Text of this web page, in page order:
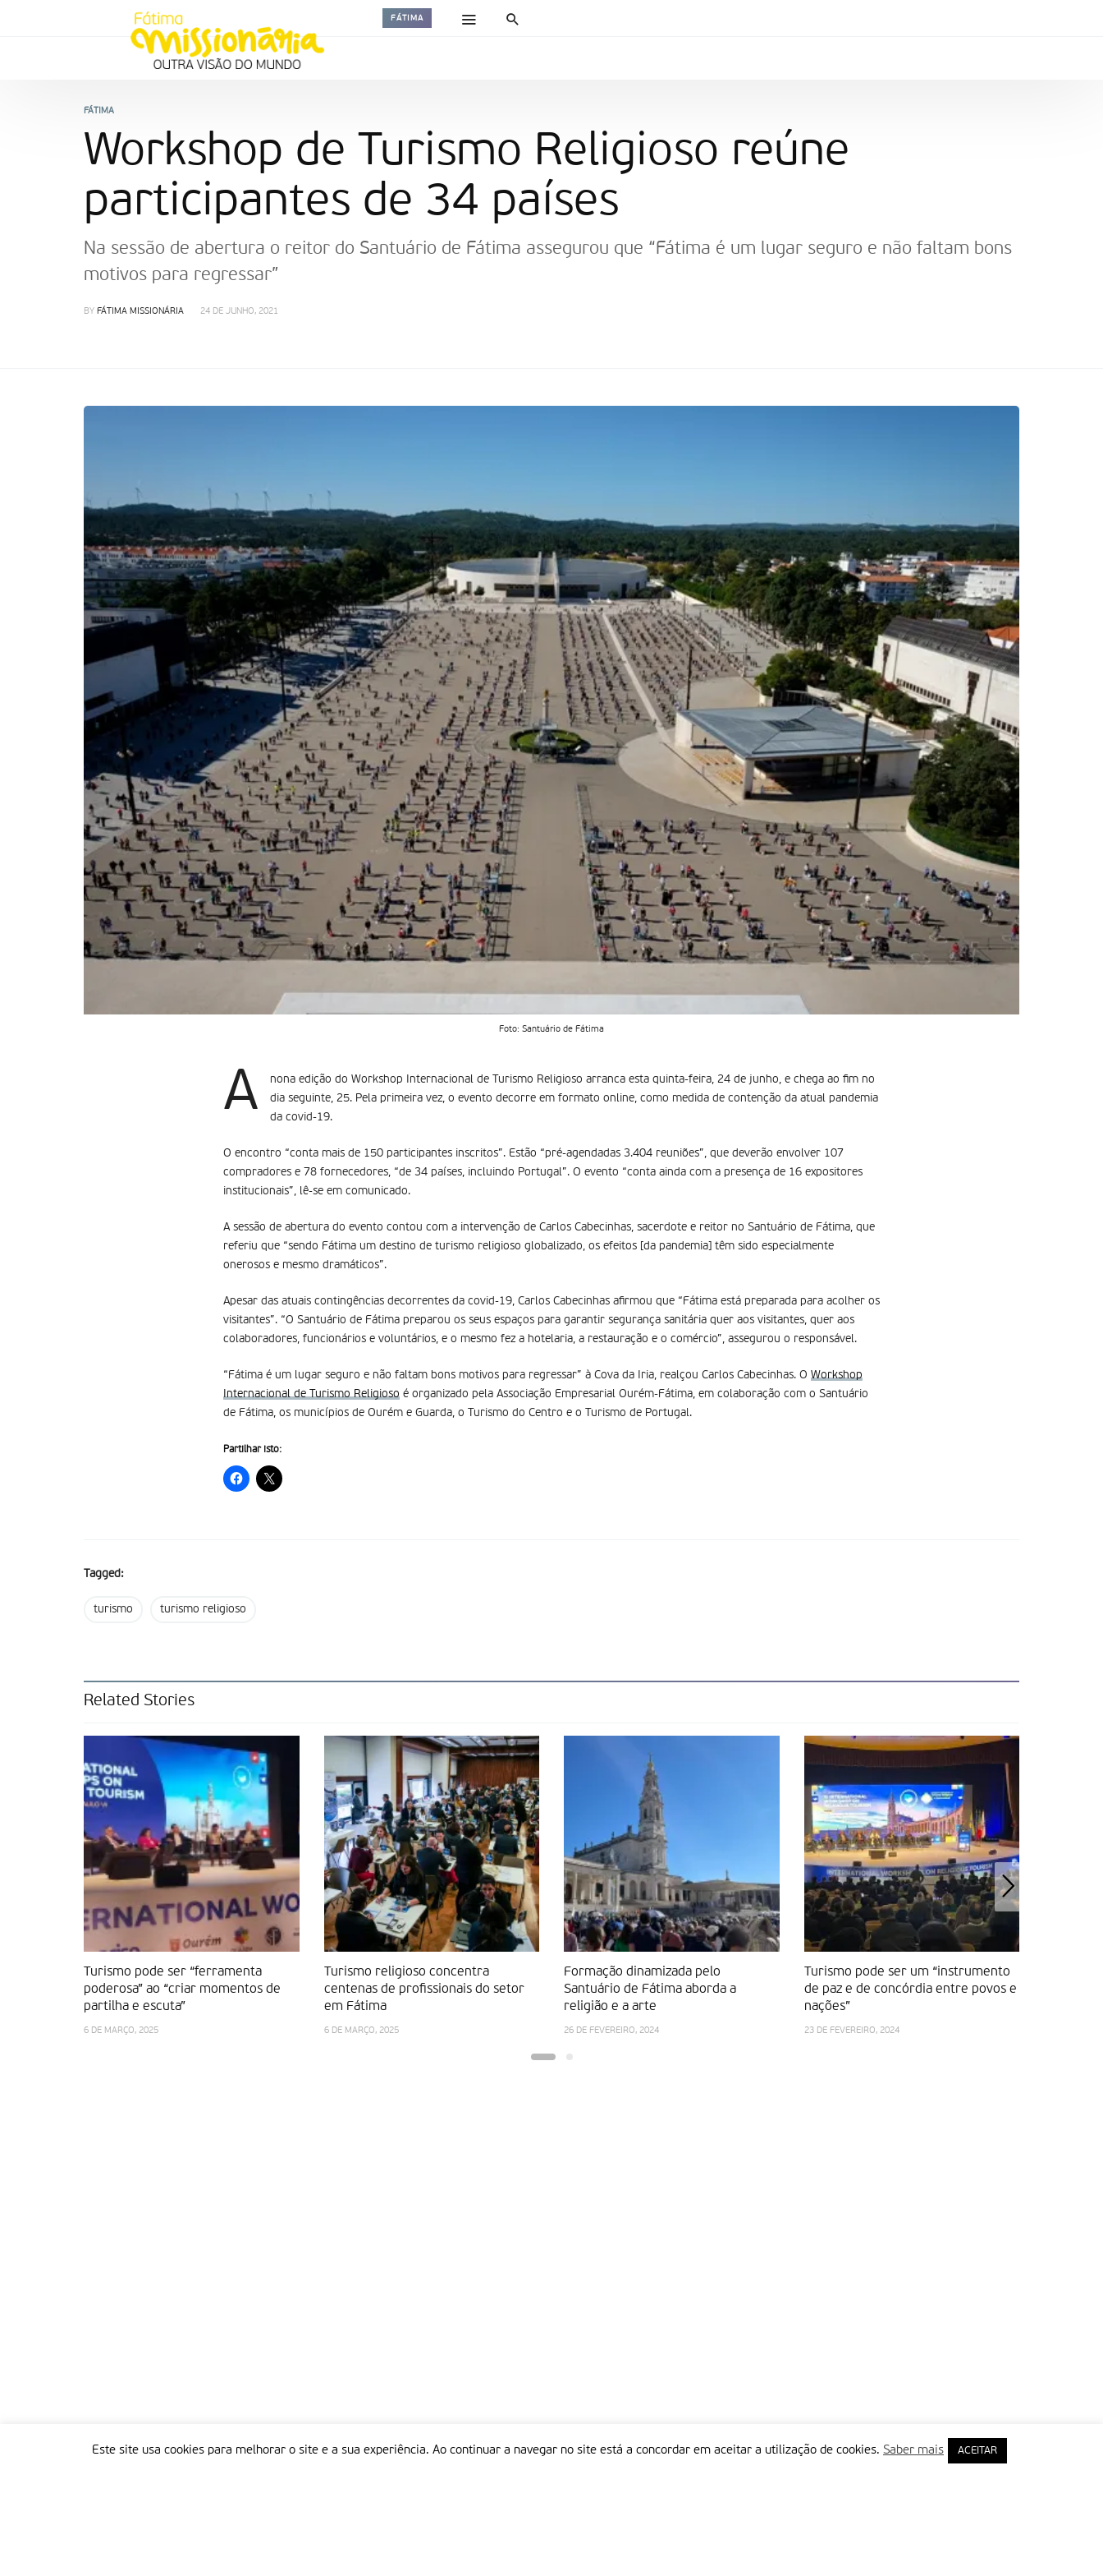
FÁTIMA
FÁTIMA
Workshop de Turismo Religioso reúne
participantes de 34 países
Na sessão de abertura o reitor do Santuário de Fátima assegurou que “Fátima é um lugar seguro e não faltam bons
motivos para regressar”
BY FÁTIMA MISSIONÁRIA 24 DE JUNHO, 2021
Foto: Santuário de Fátima
A
nona edição do Workshop Internacional de Turismo Religioso arranca esta quinta-feira, 24 de junho, e chega ao fim no
dia seguinte, 25. Pela primeira vez, o evento decorre em formato online, como medida de contenção da atual pandemia
da covid-19.
O encontro “conta mais de 150 participantes inscritos”. Estão “pré-agendadas 3.404 reuniões”, que deverão envolver 107
compradores e 78 fornecedores, “de 34 países, incluindo Portugal”. O evento “conta ainda com a presença de 16 expositores
institucionais”, lê-se em comunicado.
A sessão de abertura do evento contou com a intervenção de Carlos Cabecinhas, sacerdote e reitor no Santuário de Fátima, que
referiu que “sendo Fátima um destino de turismo religioso globalizado, os efeitos [da pandemia] têm sido especialmente
onerosos e mesmo dramáticos”.
Apesar das atuais contingências decorrentes da covid-19, Carlos Cabecinhas afirmou que “Fátima está preparada para acolher os
visitantes”. “O Santuário de Fátima preparou os seus espaços para garantir segurança sanitária quer aos visitantes, quer aos
colaboradores, funcionários e voluntários, e o mesmo fez a hotelaria, a restauração e o comércio”, assegurou o responsável.
“Fátima é um lugar seguro e não faltam bons motivos para regressar” à Cova da Iria, realçou Carlos Cabecinhas. O Workshop
Internacional de Turismo Religioso é organizado pela Associação Empresarial Ourém-Fátima, em colaboração com o Santuário
de Fátima, os municípios de Ourém e Guarda, o Turismo do Centro e o Turismo de Portugal.
Partilhar isto:
Tagged:
turismo turismo religioso
Related Stories
Turismo pode ser “ferramenta
poderosa” ao “criar momentos de
partilha e escuta”
6 DE MARÇO, 2025
Turismo religioso concentra
centenas de profissionais do setor
em Fátima
6 DE MARÇO, 2025
Formação dinamizada pelo
Santuário de Fátima aborda a
religião e a arte
26 DE FEVEREIRO, 2024
Turismo pode ser um “instrumento
de paz e de concórdia entre povos e
nações”
23 DE FEVEREIRO, 2024
Este site usa cookies para melhorar o site e a sua experiência. Ao continuar a navegar no site está a concordar em aceitar a utilização de cookies. Saber mais ACEITAR